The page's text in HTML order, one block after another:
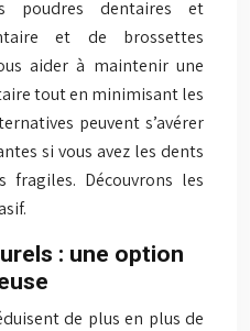
poudres dentaires et
et de brossettes
aider à maintenir une
tout en minimisant les
peuvent s’avérer
si vous avez les dents
fragiles. Découvrons les
: une option
de plus en plus de